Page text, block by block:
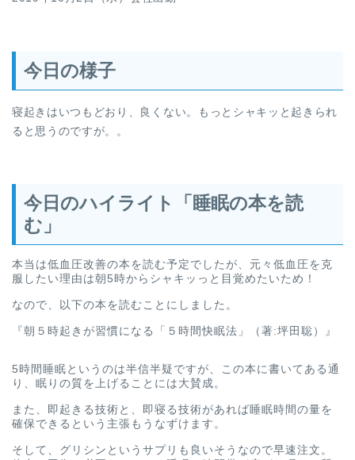
今日の様子
寝起きはいつもどおり、良くない。もっとシャキッと起きられ
ると思うのですが。。
今日のハイライト「睡眠の本を読
む」
本当は低血圧改善の本を読む予定でしたが、元々低血圧を克
服したい理由は朝5時からシャキッっと目覚めたいため！
なので、以下の本を読むことにしました。
『朝５時起きが習慣になる「５時間快眠法」（著:坪田聡）』
5時間睡眠というのは半信半疑ですが、この本に書いてある通
り、眠りの質を上げることには大賛成。
また、即起きる技術と、即寝る技術があれば睡眠時間の量を
確保できるという主張もうなずけます。
そして、グリシンというサプリも良いそうなので早速注文。